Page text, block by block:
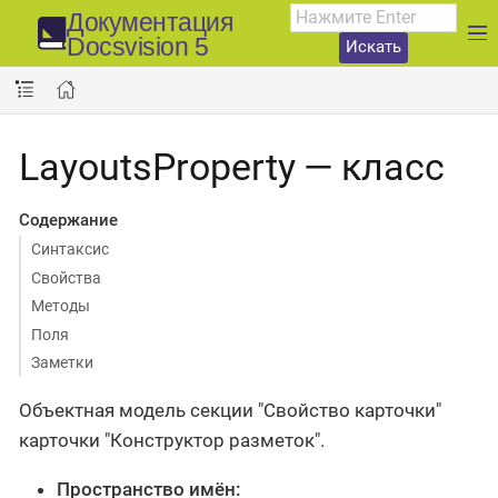
Документация
Docsvision 5
Искать
LayoutsProperty — класс
Содержание
Синтаксис
Свойства
Методы
Поля
Заметки
Объектная модель секции "Свойство карточки"
карточки "Конструктор разметок".
Пространство имён: